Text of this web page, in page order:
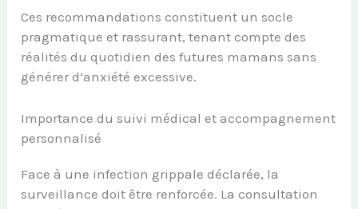
Ces recommandations constituent un socle
pragmatique et rassurant, tenant compte des
réalités du quotidien des futures mamans sans
générer d’anxiété excessive.
Importance du suivi médical et accompagnement
personnalisé
Face à une infection grippale déclarée, la
surveillance doit être renforcée. La consultation